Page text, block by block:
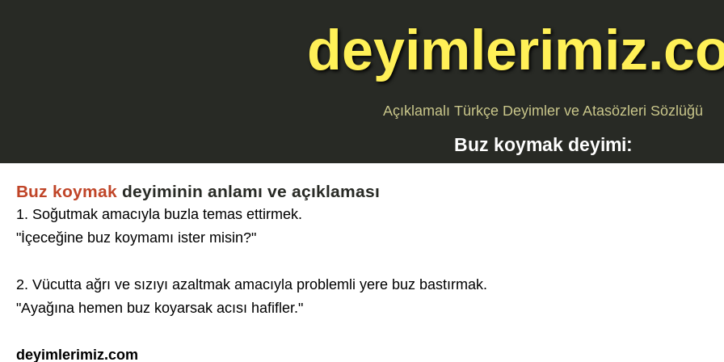
Açıklamalı Türkçe Deyimler ve Atasözleri Sözlüğü
Buz koymakdeyimi:
Buz koymak deyiminin anlamı ve açıklaması
1. Soğutmak amacıyla buzla temas ettirmek.
"İçeceğine buz koymamı ister misin?"
2. Vücutta ağrı ve sızıyı azaltmak amacıyla problemli yere buz bastırmak.
"Ayağına hemen buz koyarsak acısı hafifler."
deyimlerimiz.com